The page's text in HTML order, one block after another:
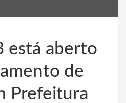
está aberto
de
Prefeitura